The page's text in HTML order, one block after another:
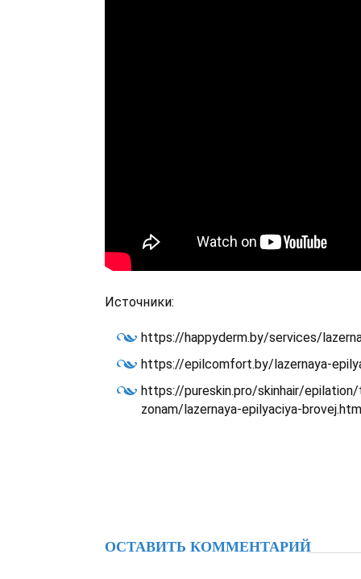
Источники:
https://happyderm.by/services/
https://epilcomfort.by/lazernaya-
https://pureskin.pro/skinhair/
zonam/lazernaya-epilyaciya-
ОСТАВИТЬ КОММЕНТАРИЙ